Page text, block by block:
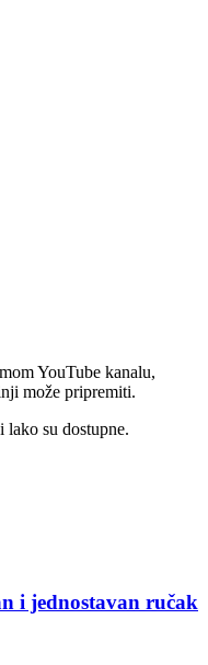
YouTube kanalu,
može pripremiti.
lako su dostupne.
i jednostavan ručak